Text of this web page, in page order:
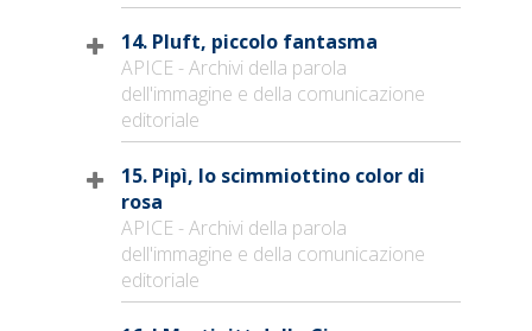
14. Pluft, piccolo fantasma
APICE - Archivi della parola
dell'immagine e della comunicazione
editoriale
15. Pipì, lo scimmiottino color di
rosa
APICE - Archivi della parola
dell'immagine e della comunicazione
editoriale